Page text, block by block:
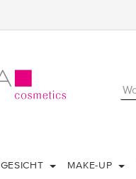
GESICHT MAKE-UP